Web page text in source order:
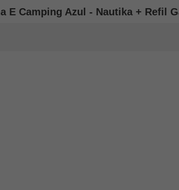
Camping Azul - Nautika + Refil